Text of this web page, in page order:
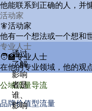
他能联系到正确的人，并
活动家
🧚活动家
他有一个想法或一个想和
专业人士
🧑‍🏫专业人士
在他的专业领域，他的观
公域流量导流
品牌价值型流量
通过
了解
影响
者是
谁、
影响